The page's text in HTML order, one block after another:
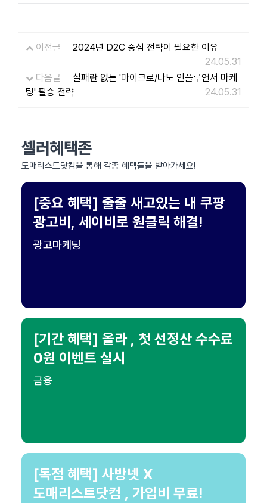
이전글
2024년 D2C 중심 전략이 필요한 이유
24.05.31
다음글
실패란 없는 '마이크로/나노 인플루언서 마케
팅' 필승 전략
24.05.31
셀러혜택존
도매리스트닷컴을 통해 각종 혜택들을 받아가세요!
[중요 혜택] 줄줄 새고있는 내 쿠팡
광고비, 세이비로 원클릭 해결!
광고마케팅
[기간 혜택] 올라 , 첫 선정산 수수료
0원 이벤트 실시
금융
[독점 혜택] 사방넷 X
도매리스트닷컴 , 가입비 무료!